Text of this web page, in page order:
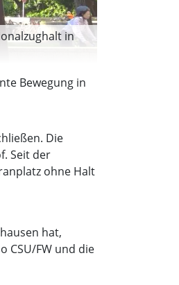
in
Bewegung in
Die
Seit der
ohne Halt
hat,
CSU/FW und die